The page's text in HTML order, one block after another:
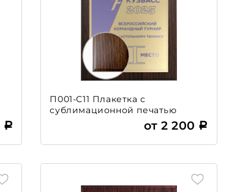
П001-С11 Плакетка с
сублимационной печатью
от 2 200